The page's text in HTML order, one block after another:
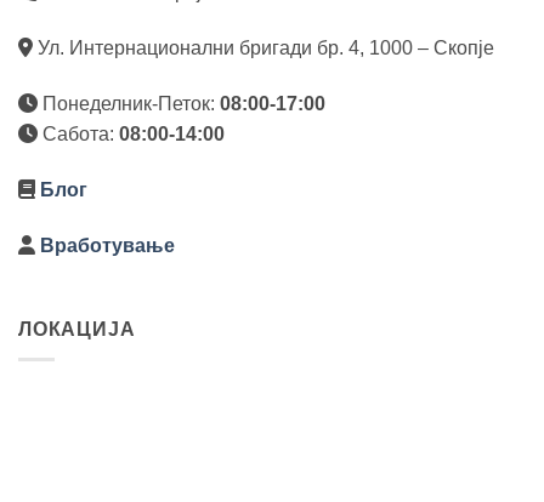
Ул. Интернационални бригади бр. 4, 1000 – Скопје
Понеделник-Петок: 08:00-17:00
Сабота: 08:00-14:00
Блог
Вработување
ЛОКАЦИЈА